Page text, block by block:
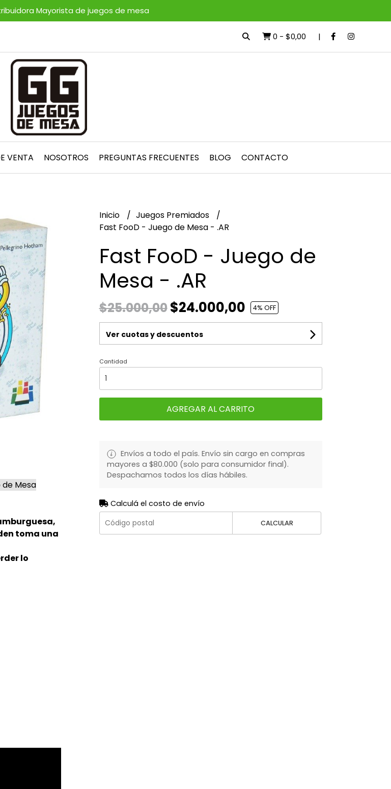
Mayorista de juegos de mesa
0 - $0,00
VENTA NOSOTROS PREGUNTAS FRECUENTES BLOG CONTACTO
Mesa
toma una
lo
Inicio
Juegos Premiados
Fast FooD - Juego de Mesa - .AR
Fast FooD - Juego de
Mesa - .AR
$25.000,00$24.000,00 4% OFF
Ver cuotas y descuentos
Cantidad
AGREGAR AL CARRITO
Envíos a todo el país. Envío sin cargo en compras
mayores a $80.000 (solo para consumidor final).
Despachamos todos los días hábiles.
Calculá el costo de envío
CALCULAR